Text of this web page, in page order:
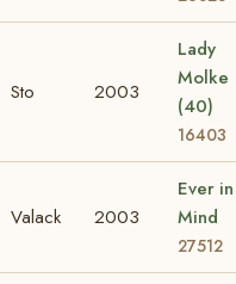
Sto 2003
Lady
Molke
(40)
16403
Valack 2003
Ever in
Mind
27512